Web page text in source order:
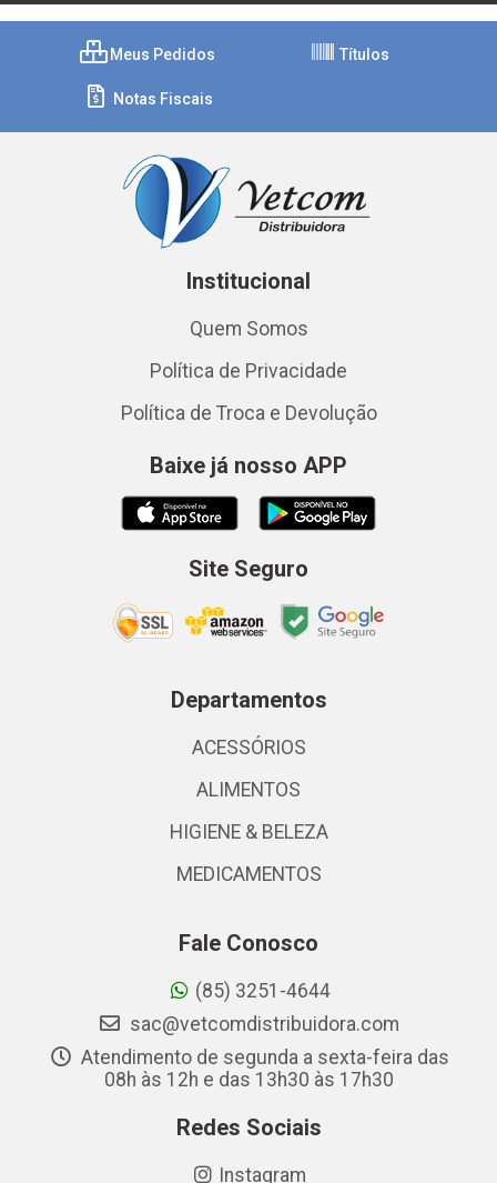
Meus Pedidos Títulos
Notas Fiscais
Institucional
Quem Somos
Política de Privacidade
Política de Troca e Devolução
Baixe já nosso APP
Site Seguro
Departamentos
ACESSÓRIOS
ALIMENTOS
HIGIENE & BELEZA
MEDICAMENTOS
Fale Conosco
(85) 3251-4644
sac@vetcomdistribuidora.com
Atendimento de segunda a sexta-feira das
08h às 12h e das 13h30 às 17h30
Redes Sociais
Instagram